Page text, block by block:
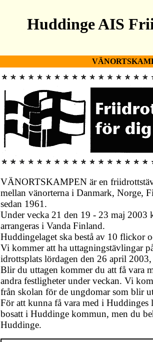
Huddinge AIS
VÄNORTSKAMPEN är en
mellan vänorterna i Danmark, Norge,
sedan 1961.
Under vecka 21 den 19 - 23 maj 2003
arrangeras i Vanda Finland.
Huddingelaget ska bestå av 10 flickor
Vi kommer att ha uttagningstävlingar
idrottsplats lördagen den 26 april
Blir du uttagen kommer du att få vara
andra festligheter under veckan. Vi
från skolan för de ungdomar som blir
För att kunna få vara med i Huddinges
bosatt i Huddinge kommun, men du
Huddinge.